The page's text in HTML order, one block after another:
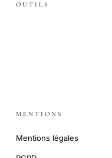
OUTILS
MENTIONS
Mentions légales